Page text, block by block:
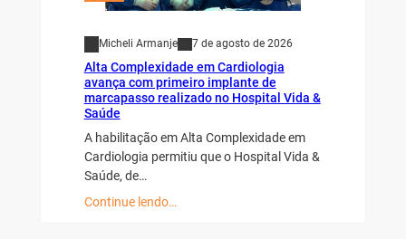
Micheli Armanje 7 de agosto de 2026
Alta Complexidade em Cardiologia
avança com primeiro implante de
marcapasso realizado no Hospital Vida &
Saúde
A habilitação em Alta Complexidade em
Cardiologia permitiu que o Hospital Vida &
Saúde, de…
Continue lendo…